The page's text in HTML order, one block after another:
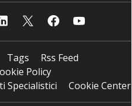
Tags
Rss Feed
Policy
Specialistici
Cookie Center